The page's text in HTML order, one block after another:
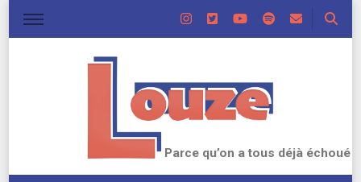
Parce qu’on a tous déjà échoué